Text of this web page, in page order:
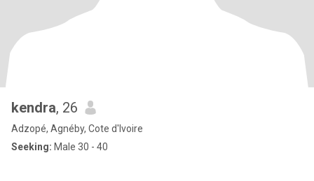
kendra, 26
Adzopé, Agnéby, Cote d'Ivoire
Seeking: Male 30 - 40